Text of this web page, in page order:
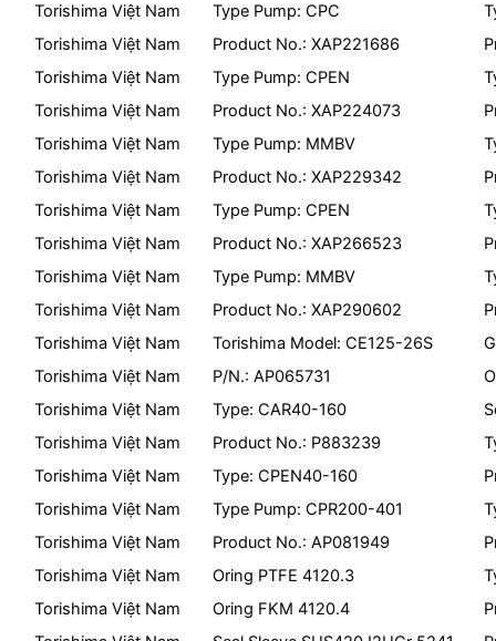
Torishima Việt Nam
Type Pump: CPC
Torishima Việt Nam
Product No.: XAP221686
Torishima Việt Nam
Type Pump: CPEN
Torishima Việt Nam
Product No.: XAP224073
Torishima Việt Nam
Type Pump: MMBV
Torishima Việt Nam
Product No.: XAP229342
Torishima Việt Nam
Type Pump: CPEN
Torishima Việt Nam
Product No.: XAP266523
Torishima Việt Nam
Type Pump: MMBV
Torishima Việt Nam
Product No.: XAP290602
Torishima Việt Nam
Torishima Model: CE125-26S
Torishima Việt Nam
P/N.: AP065731
Torishima Việt Nam
Type: CAR40-160
Torishima Việt Nam
Product No.: P883239
Torishima Việt Nam
Type: CPEN40-160
Torishima Việt Nam
Type Pump: CPR200-401
Torishima Việt Nam
Product No.: AP081949
Torishima Việt Nam
Oring PTFE 4120.3
Torishima Việt Nam
Oring FKM 4120.4